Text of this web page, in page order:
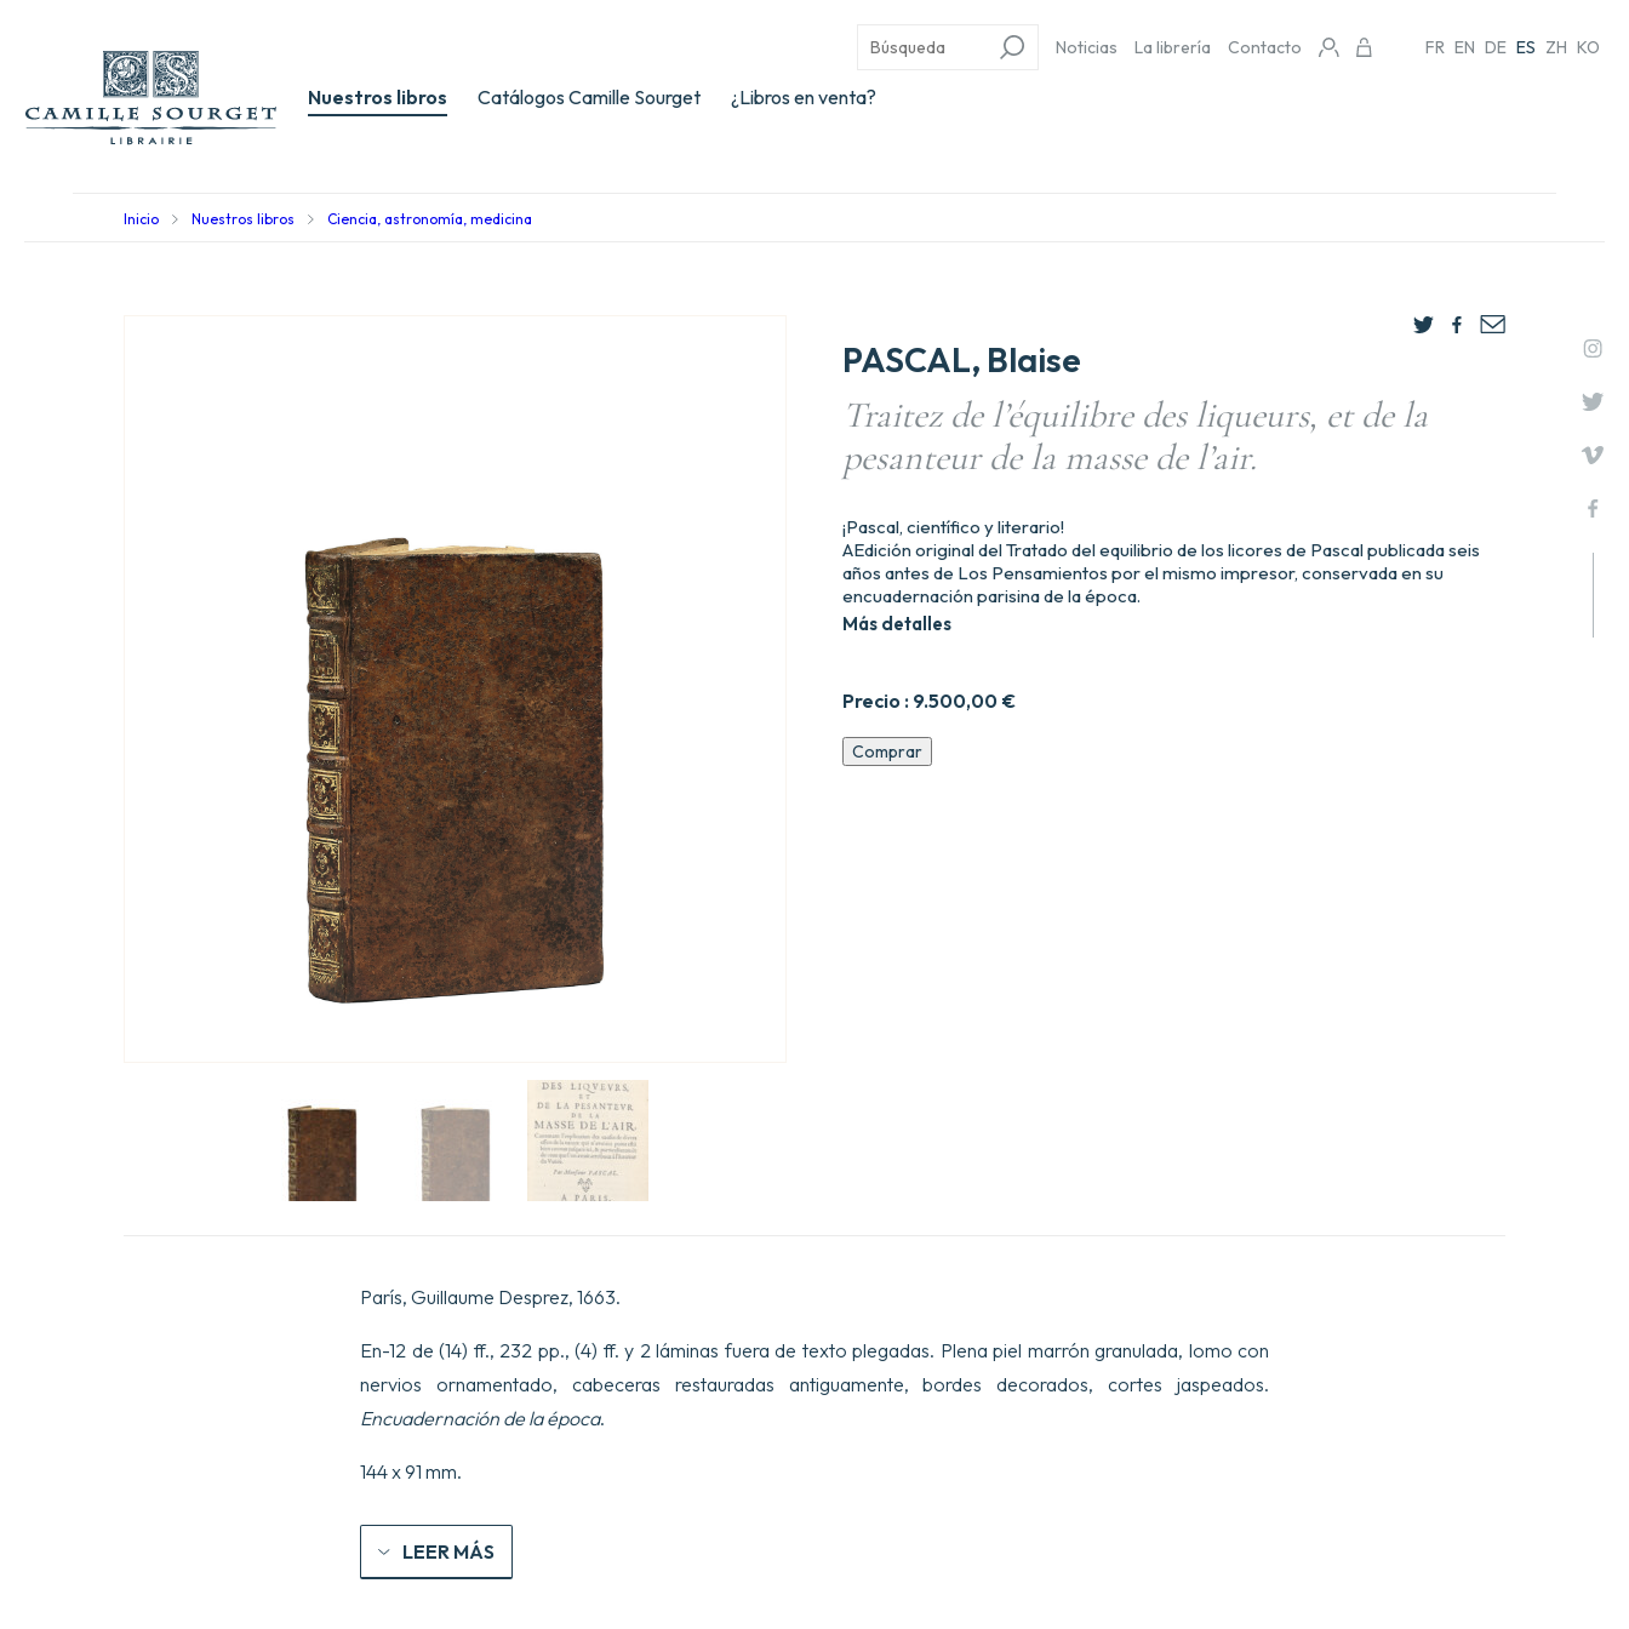
Nuestros libros Catálogos Camille Sourget ¿Libros en venta?
Noticias La librería Contacto FR EN DE ES ZH KO
Inicio Nuestros libros Ciencia, astronomía, medicina
PASCAL, Blaise
Traitez de l’équilibre des liqueurs, et de la
pesanteur de la masse de l’air.
Precio : 9.500,00 €
¡Pascal, científico y literario!
AEdición original del Tratado del equilibrio de los licores de Pascal publicada seis
años antes de Los Pensamientos por el mismo impresor, conservada en su
encuadernación parisina de la época.
Más detalles
Traitez
de
Comprar
París, Guillaume Desprez, 1663.
En-12 de (14) ff., 232 pp., (4) ff. y 2 láminas fuera de texto plegadas. Plena piel marrón granulada, lomo con
nervios ornamentado, cabeceras restauradas antiguamente, bordes decorados, cortes jaspeados.
Encuadernación de la época.
144 x 91 mm.
LEER MÁS